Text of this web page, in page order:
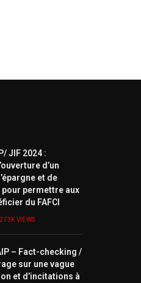
JIF 2024 :
d’un
et de
permettre aux
du FAFCI
273KVIEWS
– Fact-checking /
sur une vague
et d’incitations à